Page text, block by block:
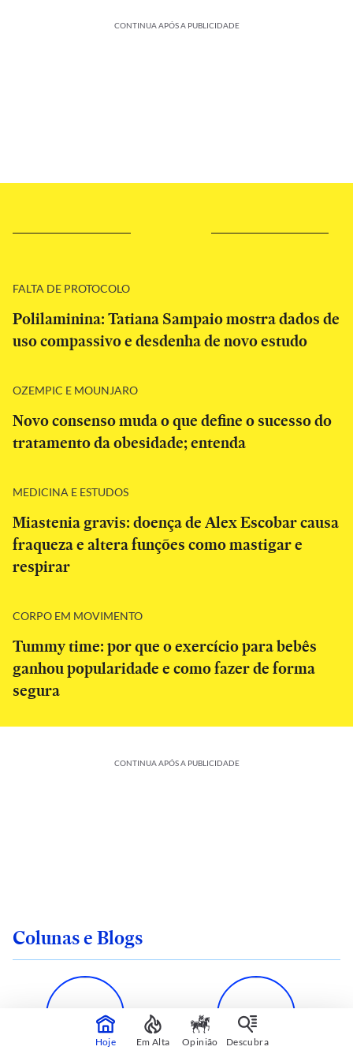
CONTINUA APÓS A PUBLICIDADE
FALTA DE PROTOCOLO
Polilaminina: Tatiana Sampaio mostra dados de
uso compassivo e desdenha de novo estudo
OZEMPIC E MOUNJARO
Novo consenso muda o que define o sucesso do
tratamento da obesidade; entenda
MEDICINA E ESTUDOS
Miastenia gravis: doença de Alex Escobar causa
fraqueza e altera funções como mastigar e
respirar
CORPO EM MOVIMENTO
Tummy time: por que o exercício para bebês
ganhou popularidade e como fazer de forma
segura
CONTINUA APÓS A PUBLICIDADE
Colunas e Blogs
Hoje Em Alta Opinião Descubra